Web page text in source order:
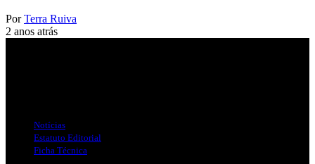
Por Terra Ruiva
2 anos atrás
Notícias
Estatuto Editorial
Ficha Técnica